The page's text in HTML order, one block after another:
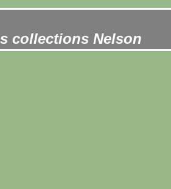
collections Nelson